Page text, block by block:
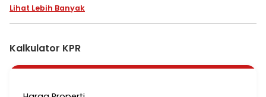
Lihat Lebih Banyak
Kalkulator KPR